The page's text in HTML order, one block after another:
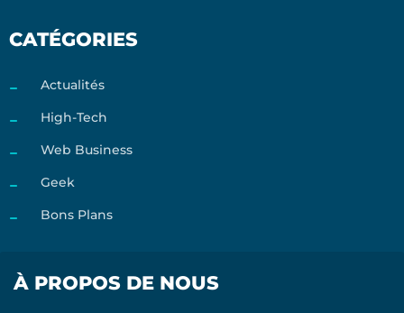
CATÉGORIES
Actualités
High-Tech
Web Business
Geek
Bons Plans
À PROPOS DE NOUS